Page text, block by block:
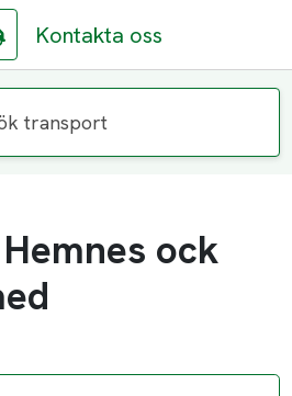
Kontakta oss
transport
ock